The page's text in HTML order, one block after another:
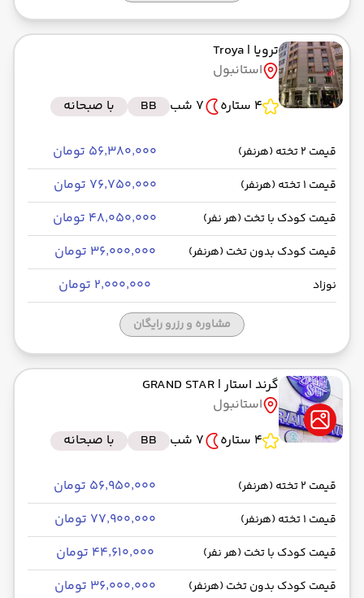
ترویا | Troya
استانبول
4 ستاره
7 شب BB با صبحانه
قیمت 2 تخته (هرنفر) ۵۶٬۳۸۰٬۰۰۰ تومان
قیمت 1 تخته (هرنفر) ۷۶٬۷۵۰٬۰۰۰ تومان
قیمت کودک با تخت (هر نفر) ۴۸٬۰۵۰٬۰۰۰ تومان
قیمت کودک بدون تخت (هرنفر) ۳۶٬۰۰۰٬۰۰۰ تومان
نوزاد ۲٬۰۰۰٬۰۰۰ تومان
مشاوره و رزرو رایگان
گرند استار| GRAND STAR
استانبول
4 ستاره
7 شب BB با صبحانه
قیمت 2 تخته (هرنفر) ۵۶٬۹۵۰٬۰۰۰ تومان
قیمت 1 تخته (هرنفر) ۷۷٬۹۰۰٬۰۰۰ تومان
قیمت کودک با تخت (هر نفر) ۴۴٬۶۱۰٬۰۰۰ تومان
قیمت کودک بدون تخت (هرنفر) ۳۶٬۰۰۰٬۰۰۰ تومان